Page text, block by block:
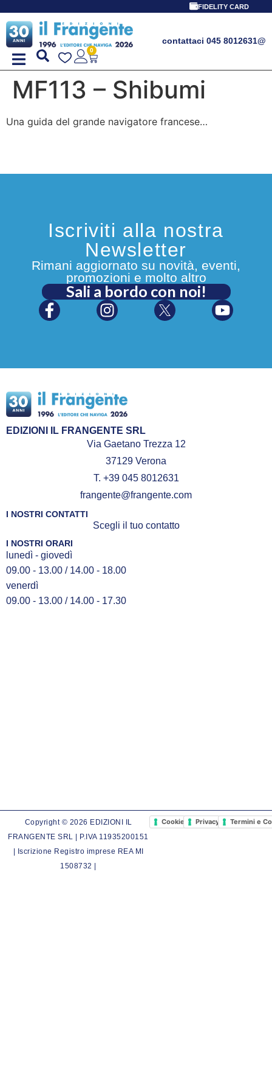
FIDELITY CARD
contattaci 045 8012631@
0
MF113 – Shibumi
Una guida del grande navigatore francese…
Iscriviti alla nostra
Newsletter
Rimani aggiornato su novità, eventi,
promozioni e molto altro
Sali a bordo con noi!
EDIZIONI IL FRANGENTE SRL
Via Gaetano Trezza 12
37129 Verona
T. +39 045 8012631
frangente@frangente.com
I NOSTRI CONTATTI
Scegli il tuo contatto
I NOSTRI ORARI
lunedì - giovedì
09.00 - 13.00 / 14.00 - 18.00
venerdì
09.00 - 13.00 / 14.00 - 17.30
Copyright © 2026 EDIZIONI IL
FRANGENTE SRL | P.IVA 11935200151
| Iscrizione Registro imprese REA MI
1508732 |
Cookie PolicyPrivacy PolicyTermini e